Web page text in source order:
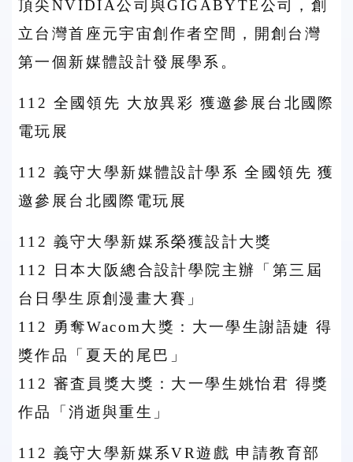
頂尖NVIDIA公司與GIGABYTE公司，創
立台灣首座元宇宙創作者空間，開創台灣
第一個新媒體設計發展學系。
112 全國領先 大放異彩 獲邀參展台北國際
電玩展
112 義守大學新媒體設計學系 全國領先 獲
邀參展台北國際電玩展
112 義守大學新媒系榮獲設計大獎
112 日本大阪總合設計學院主辦「第三屆
台日學生原創漫畫大賽」
112 勇奪Wacom大獎：大一學生謝語婕 得
獎作品「夏天的尾巴」
112 審査員獎大獎：大一學生姚怡君 得獎
作品「消逝與重生」
112 義守大學新媒系VR遊戲 申請教育部